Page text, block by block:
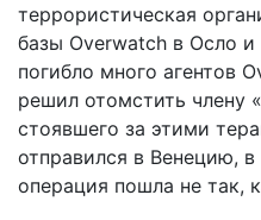
террористическая
базы Overwatch в Осло
погибло много агентов
решил отомстить члену
стоявшего за этими
отправился в Венецию,
операция пошла не так,